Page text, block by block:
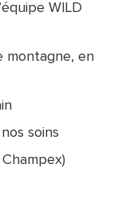
WILD
montagne, en
soins